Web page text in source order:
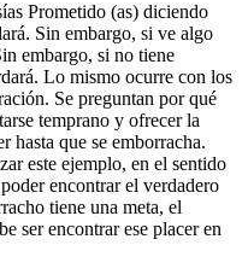
Prometido (as) diciendo
Sin embargo, si ve algo
embargo, si no tiene
Lo mismo ocurre con los
Se preguntan por qué
temprano y ofrecer la
hasta que se emborracha.
este ejemplo, en el sentido
encontrar el verdadero
tiene una meta, el
ser encontrar ese placer en